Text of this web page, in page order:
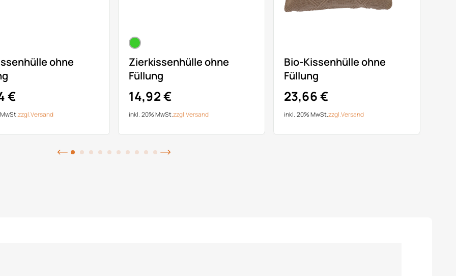
ohne
€
zzgl.Versand
Zierkissenhülle ohne
Füllung
14,92 €
inkl. 20% MwSt.zzgl.Versand
Bio-Kissenhülle ohne
Füllung
23,66 €
inkl. 20% MwSt.zzgl.Versand